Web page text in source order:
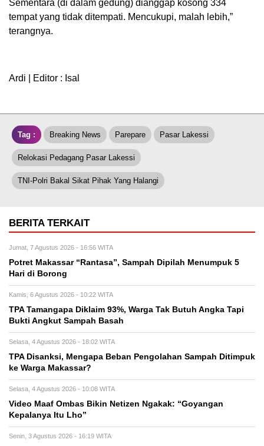
Sementara (di dalam gedung) dianggap kosong 334
tempat yang tidak ditempati. Mencukupi, malah lebih,”
terangnya.
Ardi | Editor : Isal
Tag : Breaking News Parepare Pasar Lakessi
Relokasi Pedagang Pasar Lakessi
TNI-Polri Bakal Sikat Pihak Yang Halangi
BERITA TERKAIT
Jumat, 7 Agustus 2026 - 16:56 WITA
Potret Makassar “Rantasa”, Sampah Dipilah Menumpuk 5
Hari di Borong
Kamis, 6 Agustus 2026 - 10:22 WITA
TPA Tamangapa Diklaim 93%, Warga Tak Butuh Angka Tapi
Bukti Angkut Sampah Basah
Selasa, 4 Agustus 2026 - 18:02 WITA
TPA Disanksi, Mengapa Beban Pengolahan Sampah Ditimpuk
ke Warga Makassar?
Selasa, 4 Agustus 2026 - 10:08 WITA
Video Maaf Ombas Bikin Netizen Ngakak: “Goyangan
Kepalanya Itu Lho”
Senin, 3 Agustus 2026 - 16:19 WITA